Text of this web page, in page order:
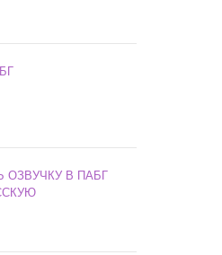
ОЗВУЧКУ В ПАБГ